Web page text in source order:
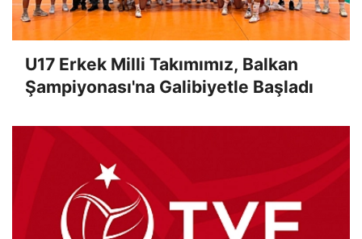
U17 Erkek Milli Takımımız, Balkan
Şampiyonası'na Galibiyetle Başladı